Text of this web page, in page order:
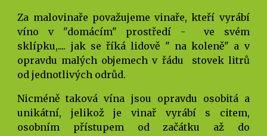
Za malovinaře považujeme vinaře, kteří vyrábí
víno v "domácím" prostředí - ve svém
sklípku,.... jak se říká lidově " na koleně" a v
opravdu malých objemech v řádu stovek litrů
od jednotlivých odrůd.
Nicméně taková vína jsou opravdu osobitá a
unikátní, jelikož je vinař vyrábí s citem,
osobním přístupem od začátku až do